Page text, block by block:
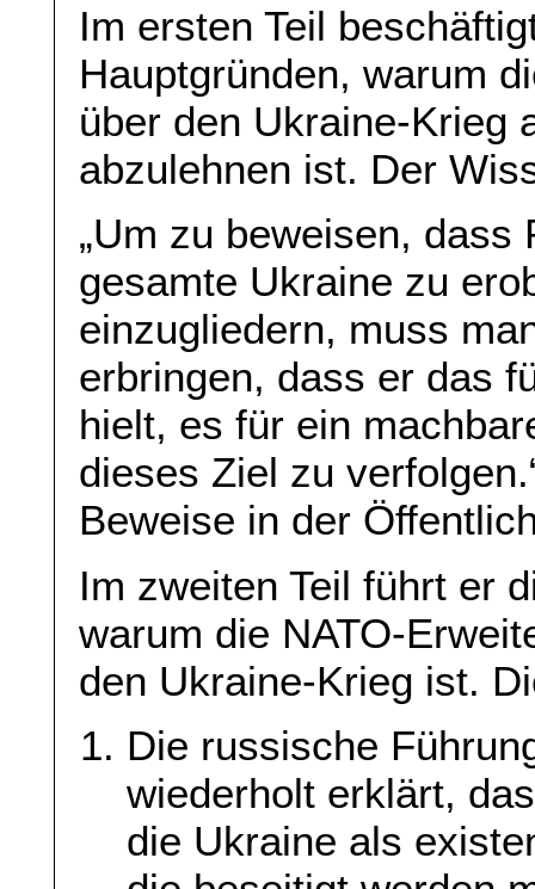
Im ersten Teil
Hauptgründen, warum
über den Ukraine-Krieg
abzulehnen ist. Der
„Um zu beweisen,
gesamte Ukraine zu
einzugliedern, muss
erbringen, dass er das
hielt, es für ein
dieses Ziel zu
Beweise in der
Im zweiten Teil führt er
warum die NATO-
den Ukraine-Krieg ist.
Die russische
wiederholt erklärt,
die Ukraine als